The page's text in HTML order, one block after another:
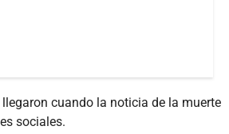
cuando la noticia de la muerte
sociales.